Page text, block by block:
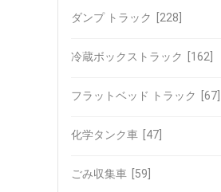
ダンプ トラック [228]
冷蔵ボックストラック [162]
フラットベッド トラック [67]
化学タンク車 [47]
ごみ収集車 [59]